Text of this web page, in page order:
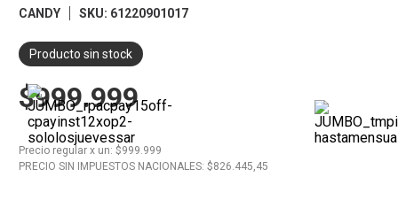
CANDY SKU: 61220901017
Producto sin stock
$999.999
Precio regular x un: $999.999
PRECIO SIN IMPUESTOS NACIONALES: $826.445,45
Juguetes
Carne